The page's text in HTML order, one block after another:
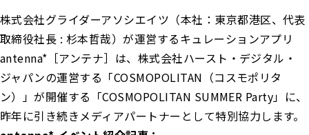
株式会社グライダーアソシエイツ（本社：東京都港区、代表
取締役社長 : 杉本哲哉）が運営するキュレーションアプリ
antenna*［アンテナ］は、株式会社ハースト・デジタル・
ジャパンの運営する「COSMOPOLITAN（コスモポリタ
ン）」が開催する「COSMOPOLITAN SUMMER Party」に、
昨年に引き続きメディアパートナーとして特別協力します。